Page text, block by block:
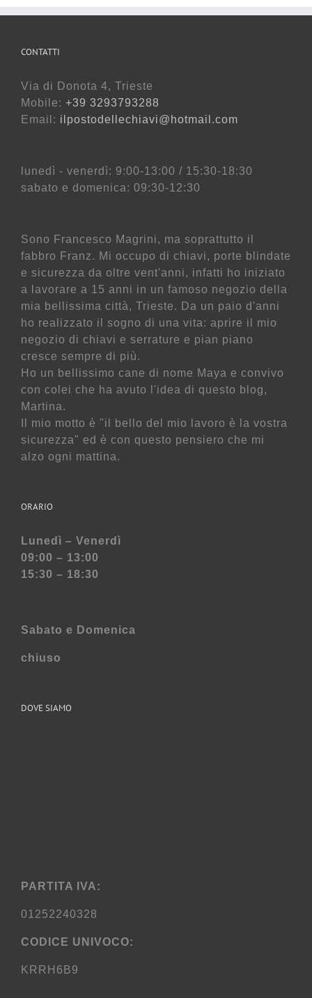
CONTATTI
Via di Donota 4, Trieste
Mobile: +39 3293793288
Email: ilpostodellechiavi@hotmail.com
lunedì - venerdì: 9:00-13:00 / 15:30-18:30
sabato e domenica: 09:30-12:30
Sono Francesco Magrini, ma soprattutto il
fabbro Franz. Mi occupo di chiavi, porte blindate
e sicurezza da oltre vent'anni, infatti ho iniziato
a lavorare a 15 anni in un famoso negozio della
mia bellissima città, Trieste. Da un paio d'anni
ho realizzato il sogno di una vita: aprire il mio
negozio di chiavi e serrature e pian piano
cresce sempre di più.
Ho un bellissimo cane di nome Maya e convivo
con colei che ha avuto l'idea di questo blog,
Martina.
Il mio motto è "il bello del mio lavoro è la vostra
sicurezza" ed è con questo pensiero che mi
alzo ogni mattina.
ORARIO
Lunedì – Venerdì
09:00 – 13:00
15:30 – 18:30
Sabato e Domenica
chiuso
DOVE SIAMO
PARTITA IVA:
01252240328
CODICE UNIVOCO:
KRRH6B9